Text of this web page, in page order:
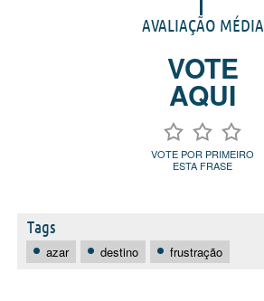
AVALIAÇÃO MÉDIA
VOTE
AQUI
VOTE POR PRIMEIRO
ESTA FRASE
Tags
azar destino frustração